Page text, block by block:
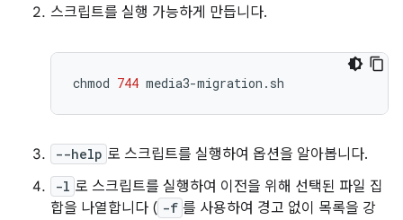
스크립트를 실행 가능하게 만듭니다.
chmod 744
--help 로 스크립트를 실행하여 옵션을 알아봅니다.
-l 로 스크립트를 실행하여 이전을 위해 선택된 파일 집
합을 나열합니다 ( -f 를 사용하여 경고 없이 목록을 강